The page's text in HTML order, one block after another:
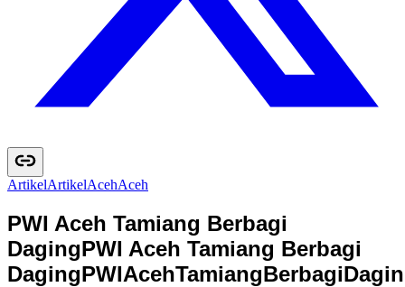
ArtikelArtikelAcehAceh
PWI Aceh Tamiang Berbagi
DagingPWI Aceh Tamiang Berbagi
DagingPWIAcehTamiangBerbagiDagin